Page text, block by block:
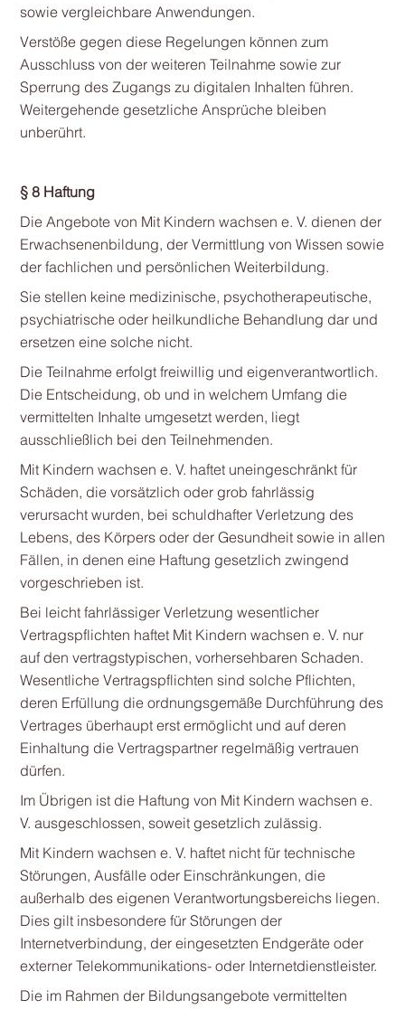
sowie vergleichbare Anwendungen.
Verstöße gegen diese Regelungen können zum
Ausschluss von der weiteren Teilnahme sowie zur
Sperrung des Zugangs zu digitalen Inhalten führen.
Weitergehende gesetzliche Ansprüche bleiben
unberührt.
§ 8 Haftung
Die Angebote von Mit Kindern wachsen e. V. dienen der
Erwachsenenbildung, der Vermittlung von Wissen sowie
der fachlichen und persönlichen Weiterbildung.
Sie stellen keine medizinische, psychotherapeutische,
psychiatrische oder heilkundliche Behandlung dar und
ersetzen eine solche nicht.
Die Teilnahme erfolgt freiwillig und eigenverantwortlich.
Die Entscheidung, ob und in welchem Umfang die
vermittelten Inhalte umgesetzt werden, liegt
ausschließlich bei den Teilnehmenden.
Mit Kindern wachsen e. V. haftet uneingeschränkt für
Schäden, die vorsätzlich oder grob fahrlässig
verursacht wurden, bei schuldhafter Verletzung des
Lebens, des Körpers oder der Gesundheit sowie in allen
Fällen, in denen eine Haftung gesetzlich zwingend
vorgeschrieben ist.
Bei leicht fahrlässiger Verletzung wesentlicher
Vertragspflichten haftet Mit Kindern wachsen e. V. nur
auf den vertragstypischen, vorhersehbaren Schaden.
Wesentliche Vertragspflichten sind solche Pflichten,
deren Erfüllung die ordnungsgemäße Durchführung des
Vertrages überhaupt erst ermöglicht und auf deren
Einhaltung die Vertragspartner regelmäßig vertrauen
dürfen.
Im Übrigen ist die Haftung von Mit Kindern wachsen e.
V. ausgeschlossen, soweit gesetzlich zulässig.
Mit Kindern wachsen e. V. haftet nicht für technische
Störungen, Ausfälle oder Einschränkungen, die
außerhalb des eigenen Verantwortungsbereichs liegen.
Dies gilt insbesondere für Störungen der
Internetverbindung, der eingesetzten Endgeräte oder
externer Telekommunikations- oder Internetdienstleister.
Die im Rahmen der Bildungsangebote vermittelten